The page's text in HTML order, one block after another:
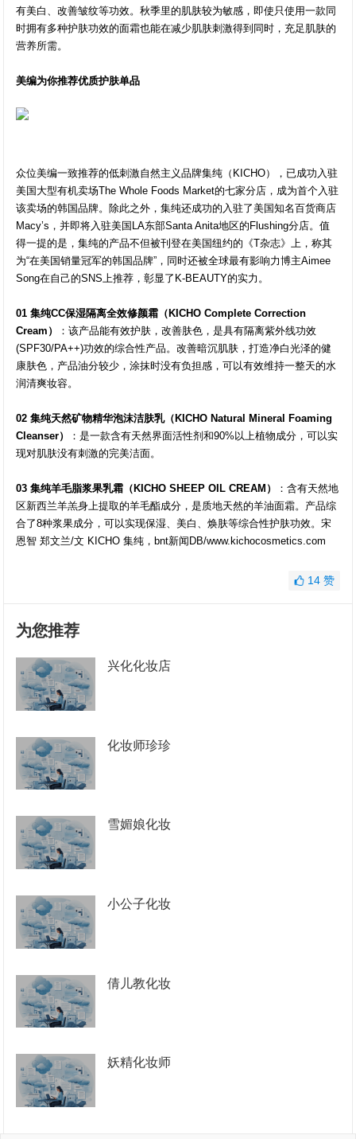
有美白、改善皱纹等功效。秋季里的肌肤较为敏感，即使只使用一款同
时拥有多种护肤功效的面霜也能在减少肌肤刺激得到同时，充足肌肤的
营养所需。
美编为你推荐优质护肤单品
众位美编一致推荐的低刺激自然主义品牌集纯（KICHO），已成功入驻
美国大型有机卖场The Whole Foods Market的七家分店，成为首个入驻
该卖场的韩国品牌。除此之外，集纯还成功的入驻了美国知名百货商店
Macy’s，并即将入驻美国LA东部Santa Anita地区的Flushing分店。值
得一提的是，集纯的产品不但被刊登在美国纽约的《T杂志》上，称其
为“在美国销量冠军的韩国品牌”，同时还被全球最有影响力博主Aimee
Song在自己的SNS上推荐，彰显了K-BEAUTY的实力。
01 集纯CC保湿隔离全效修颜霜（KICHO Complete Correction
Cream）
：该产品能有效护肤，改善肤色，是具有隔离紫外线功效
(SPF30/PA++)功效的综合性产品。改善暗沉肌肤，打造净白光泽的健
康肤色，产品油分较少，涂抹时没有负担感，可以有效维持一整天的水
润清爽妆容。
02 集纯天然矿物精华泡沫洁肤乳（KICHO Natural Mineral Foaming
Cleanser）
：是一款含有天然界面活性剂和90%以上植物成分，可以实
现对肌肤没有刺激的完美洁面。
03 集纯羊毛脂浆果乳霜（KICHO SHEEP OIL CREAM）
：含有天然地
区新西兰羊羔身上提取的羊毛酯成分，是质地天然的羊油面霜。产品综
合了8种浆果成分，可以实现保湿、美白、焕肤等综合性护肤功效。宋
恩智 郑文兰/文 KICHO 集纯，bnt新闻DB/www.kichocosmetics.com
14 赞
为您推荐
兴化化妆店
化妆师珍珍
雪媚娘化妆
小公子化妆
倩儿教化妆
妖精化妆师